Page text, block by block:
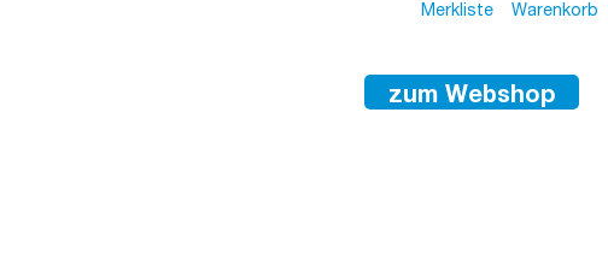
Merkliste Warenkorb
zum Webshop